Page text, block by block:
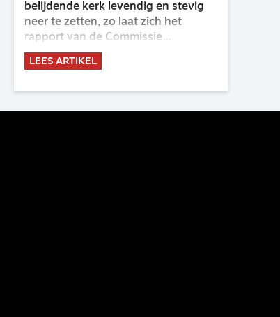
belijdende kerk levendig en stevig
neer te zetten, zo laat zich het
rapport van de Commissie
Belijdende Kerk (CBK) lezen. Deze
commissie is al sinds de eenwording
2023 de opdracht om haar analyse
LEES ARTIKEL